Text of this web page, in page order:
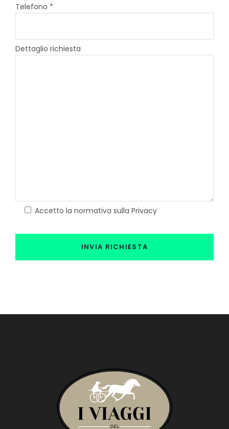
Telefono *
Dettaglio richiesta
Accetto la normativa sulla Privacy